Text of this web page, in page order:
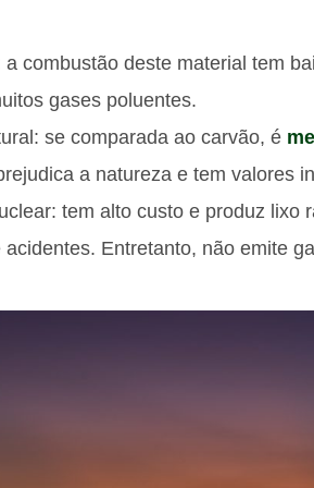
a combustão deste material tem
gases poluentes.
se comparada ao carvão, é
a natureza e tem valores
tem alto custo e produz lixo
acidentes. Entretanto, não emite